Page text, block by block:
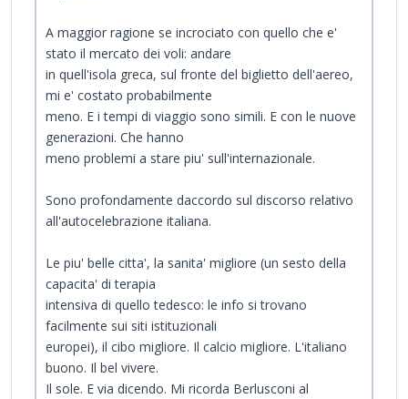
A maggior ragione se incrociato con quello che e'
stato il mercato dei voli: andare
in quell'isola greca, sul fronte del biglietto dell'aereo,
mi e' costato probabilmente
meno. E i tempi di viaggio sono simili. E con le nuove
generazioni. Che hanno
meno problemi a stare piu' sull'internazionale.
Sono profondamente daccordo sul discorso relativo
all'autocelebrazione italiana.
Le piu' belle citta', la sanita' migliore (un sesto della
capacita' di terapia
intensiva di quello tedesco: le info si trovano
facilmente sui siti istituzionali
europei), il cibo migliore. Il calcio migliore. L'italiano
buono. Il bel vivere.
Il sole. E via dicendo. Mi ricorda Berlusconi al